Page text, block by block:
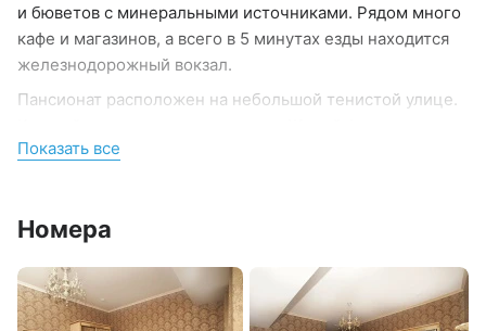
и бюветов с минеральными источниками. Рядом много
кафе и магазинов, а всего в 5 минутах езды находится
железнодорожный вокзал.
Пансионат расположен на небольшой тенистой улице.
рассчитанный на 100 человек, предлагает отдыхающим
независимо от степени комфорта, есть санузел,
Апартаменты оснащены кухней, а в номерах Люкс —
интересный продуманный дизайн.
Показать все
Номера